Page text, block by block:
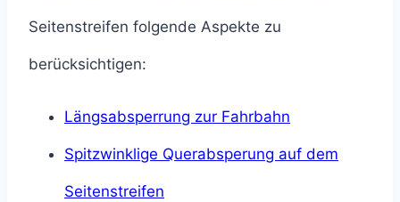
Seitenstreifen folgende Aspekte zu
berücksichtigen:
Längsabsperrung zur Fahrbahn
Spitzwinklige Querabsperung auf dem
Seitenstreifen